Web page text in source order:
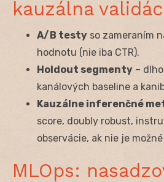
kauzálna
A/B testy so zameraním
hodnotu (nie iba CTR).
Holdout segmenty –
kanálových baseline a
Kauzálne inferenčné
score, doubly robust,
observácie, ak nie je
MLOps: